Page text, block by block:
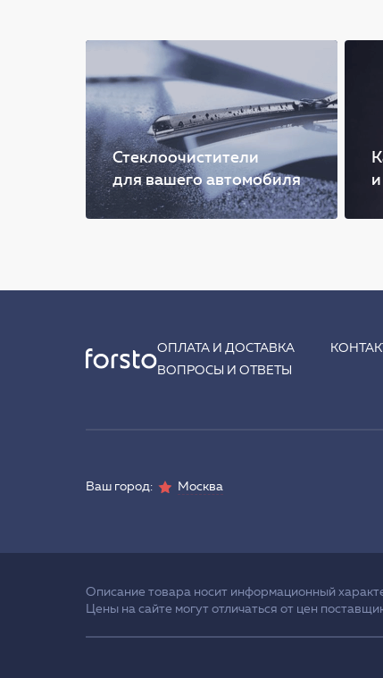
Стеклоочистители
для вашего автомобиля
ОПЛАТА И ДОСТАВКА
ВОПРОСЫ И ОТВЕТЫ
Ваш город: Москва
Описание товара носит информационный
Цены на сайте могут отличаться от цен